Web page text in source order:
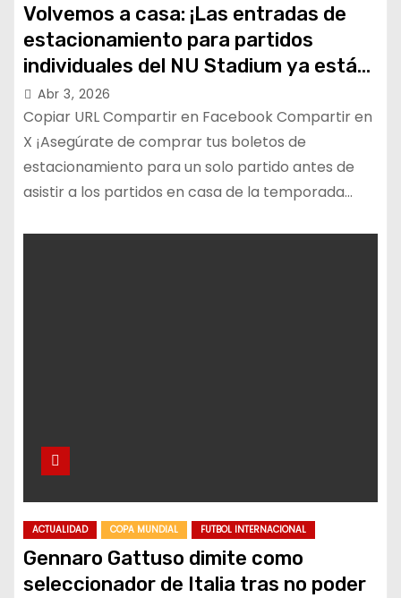
Volvemos a casa: ¡Las entradas de
estacionamiento para partidos
individuales del NU Stadium ya están
a la venta!
Abr 3, 2026
Copiar URL Compartir en Facebook Compartir en
X ¡Asegúrate de comprar tus boletos de
estacionamiento para un solo partido antes de
asistir a los partidos en casa de la temporada…
ACTUALIDAD COPA MUNDIAL FUTBOL INTERNACIONAL
Gennaro Gattuso dimite como
seleccionador de Italia tras no poder